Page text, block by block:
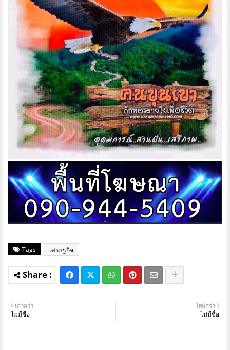
Tags เศรษฐกิจ
ใหม่กว่า
ไม่มีชื่อ
เก่ากว่า
ไม่มีชื่อ